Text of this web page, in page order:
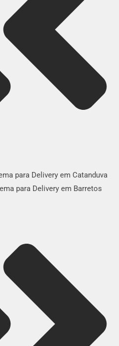
para Delivery em Catanduva
para Delivery em Barretos